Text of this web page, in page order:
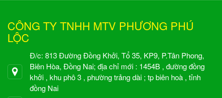
CÔNG TY TNHH MTV PHƯƠNG PHÚ
LỘC
Đ/c: 813 Đường Đồng Khởi, Tổ 35, KP9, P.Tân Phong,
Biên Hòa, Đồng Nai; địa chỉ mới : 1454B , đường đồng
khởi , khu phô 3 , phường trảng dài ; tp biên hoà , tỉnh
đồng Nai